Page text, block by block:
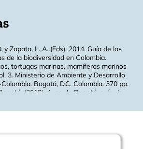
y Zapata, L. A. (Eds). 2014. Guía de las
de la biodiversidad en Colombia.
tortugas marinas, mamíferos marinos
3. Ministerio de Ambiente y Desarrollo
Bogotá, D.C. Colombia. 370 pp.
(2019). Aves de Bogotá, guía de
sites/default/files/
inesperados. Relatos de la fauna